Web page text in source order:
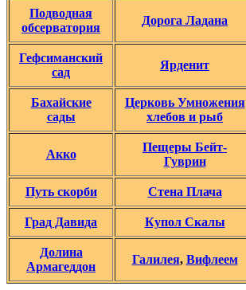
Подводная
обсерватория
Дорога Ладана
Гефсиманский
сад
Ярденит
Бахайские
сады
Церковь Умножения
хлебов и рыб
Акко
Пещеры Бейт-
Гуврин
Путь скорби Стена Плача
Град Давида Купол Скалы
Долина
Армагеддон
Галилея, Вифлеем